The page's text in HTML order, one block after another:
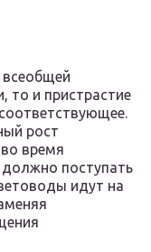
и пристрастие
рост
время
должно поступать
идут на